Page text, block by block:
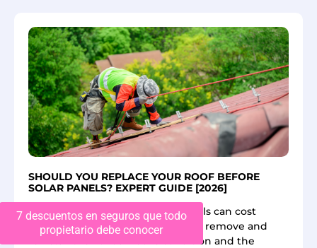
SHOULD YOU REPLACE YOUR ROOF BEFORE
SOLAR PANELS? EXPERT GUIDE [2026]
Roof replacement with solar panels can cost
between $1,500 and $6,000 just to remove and
reinstall them. Your roof’s condition and the
7 descuentos en seguros que todo
propietario debe conocer